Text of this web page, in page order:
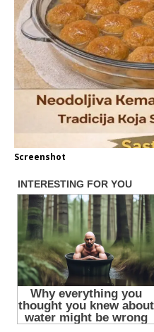
Screenshot